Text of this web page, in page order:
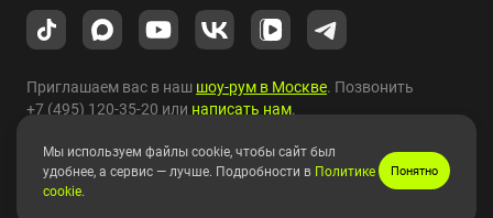
Приглашаем вас в наш шоу-рум в Москве. Позвонить
+7 (495) 120-35-20 или написать нам.
Copyright © 2010-2026 HYPERPC.
Мы используем файлы cookie, чтобы сайт был
удобнее, а сервис — лучше. Подробности в Политике
cookie.
Понятно